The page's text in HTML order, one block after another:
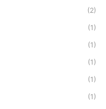
(2)
(1)
(1)
(1)
(1)
(1)